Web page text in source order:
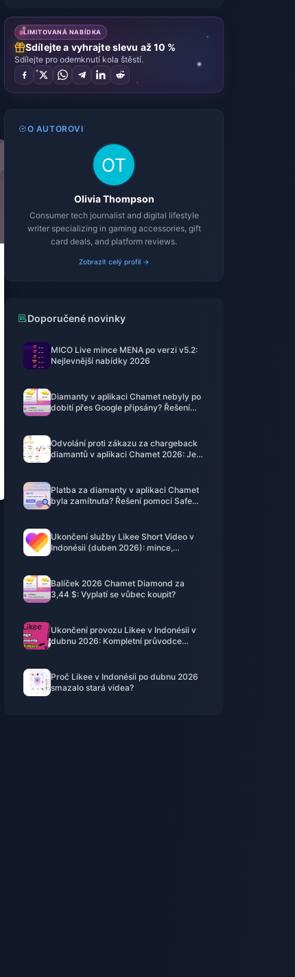
LIMITOVANÁ NABÍDKA
Sdílejte a vyhrajte slevu až 10 %
Sdílejte pro odemknutí kola štěstí.
O AUTOROVI
Olivia Thompson
Consumer tech journalist and digital lifestyle
writer specializing in gaming accessories, gift
card deals, and platform reviews.
Zobrazit celý profil →
Doporučené novinky
MICO Live mince MENA po verzi v5.2:
Nejlevnější nabídky 2026
Diamanty v aplikaci Chamet nebyly po
dobití přes Google připsány? Řešení
Odvolání proti zákazu za chargeback
diamantů v aplikaci Chamet 2026: Je
Platba za diamanty v aplikaci Chamet
byla zamítnuta? Řešení pomocí Safe
Ukončení služby Likee Short Video v
Indonésii (duben 2026): mince,
Balíček 2026 Chamet Diamond za
3,44 $: Vyplatí se vůbec koupit?
Ukončení provozu Likee v Indonésii v
dubnu 2026: Kompletní průvodce
Proč Likee v Indonésii po dubnu 2026
smazalo stará videa?